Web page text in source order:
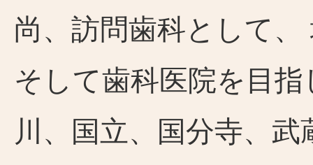
尚、訪問歯科として
そして歯科医院を目
川、国立、国分寺、